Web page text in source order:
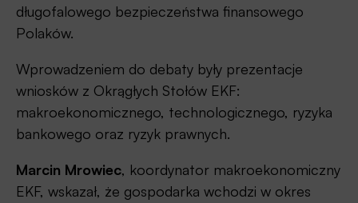
długofalowego bezpieczeństwa finansowego
Polaków.
Wprowadzeniem do debaty były prezentacje
wniosków z Okrągłych Stołów EKF:
makroekonomicznego, technologicznego, ryzyka
bankowego oraz ryzyk prawnych.
Marcin Mrowiec, koordynator makroekonomiczny
EKF, wskazał, że gospodarka wchodzi w okres